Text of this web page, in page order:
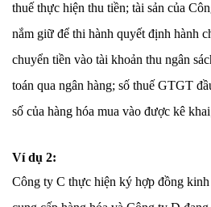
thuế thực hiện thu tiền; tài sản của
nắm giữ để thi hành quyết định hành
chuyển tiền vào tài khoản thu ngân
toán qua ngân hàng; số thuế GTGT
số của hàng hóa mua vào được kê
Ví dụ 2:
Công ty C thực hiện ký hợp đồng